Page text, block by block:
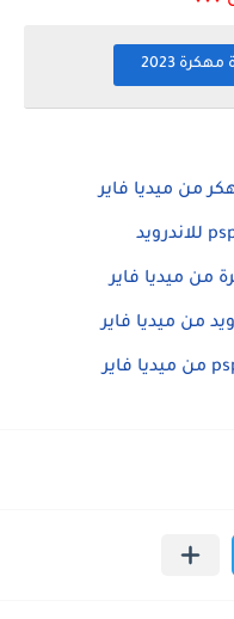
2023
من ميديا فاير
من ميديا فاير